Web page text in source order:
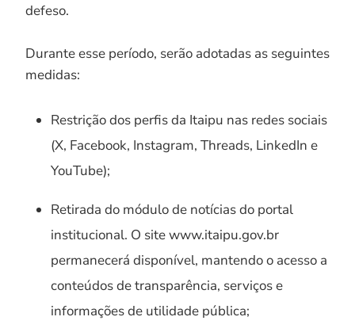
defeso.
Durante esse período, serão adotadas as seguintes
medidas:
Restrição dos perfis da Itaipu nas redes sociais
(X, Facebook, Instagram, Threads, LinkedIn e
YouTube);
Retirada do módulo de notícias do portal
institucional. O site www.itaipu.gov.br
permanecerá disponível, mantendo o acesso a
conteúdos de transparência, serviços e
informações de utilidade pública;